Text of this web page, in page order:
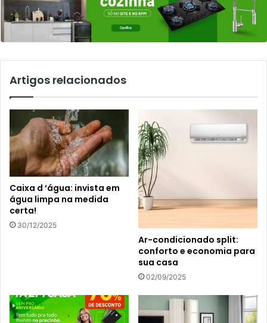
Artigos relacionados
Caixa d ‘água: invista em
água limpa na medida
certa!
30/12/2025
Ar-condicionado split:
conforto e economia para
sua casa
02/09/2025